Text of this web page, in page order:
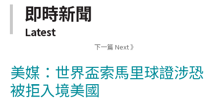
即時新聞
Latest
下一篇 Next 》
美媒：世界盃索馬里球證涉恐
被拒入境美國